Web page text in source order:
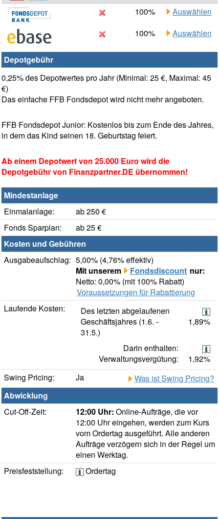
100%
Auswählen
100%
Auswählen
Depotgebühr
0,25% des Depotwertes pro Jahr (Minimal: 25 €, Maximal: 45
€)
Das einfache FFB Fondsdepot wird nicht mehr angeboten.
FFB Fondsdepot Junior: Kostenlos bis zum Ende des Jahres,
in dem das Kind seinen 18. Geburtstag feiert.
Ab einem Depotwert von 25.000 Euro wird die
Depotgebühr von Finanzpartner.DE übernommen!
Mindestanlage
Einmalanlage:
ab 250 €
Fonds Sparplan:
ab 25 €
Kosten und Gebühren
Ausgabeaufschlag: 5,00% (4,76% effektiv)
Mit unserem
Fondsdiscount nur:
Netto: 0,00% (mit 100% Rabatt)
Voraussetzungen für Rabattierung
Laufende Kosten:
Des letzten abgelaufenen
Geschäftsjahres (1.6. -
31.5.)
1,89%
Darin enthalten:
Verwaltungsvergütung:
1,92%
Swing Pricing:
Ja
Was ist Swing Pricing?
Abwicklung
Cut-Off-Zeit:
12:00 Uhr: Online-Aufträge, die vor
12:00 Uhr eingehen, werden zum Kurs
vom Ordertag ausgeführt. Alle anderen
Aufträge verzögern sich in der Regel um
einen Werktag.
Preisfeststellung:
Ordertag